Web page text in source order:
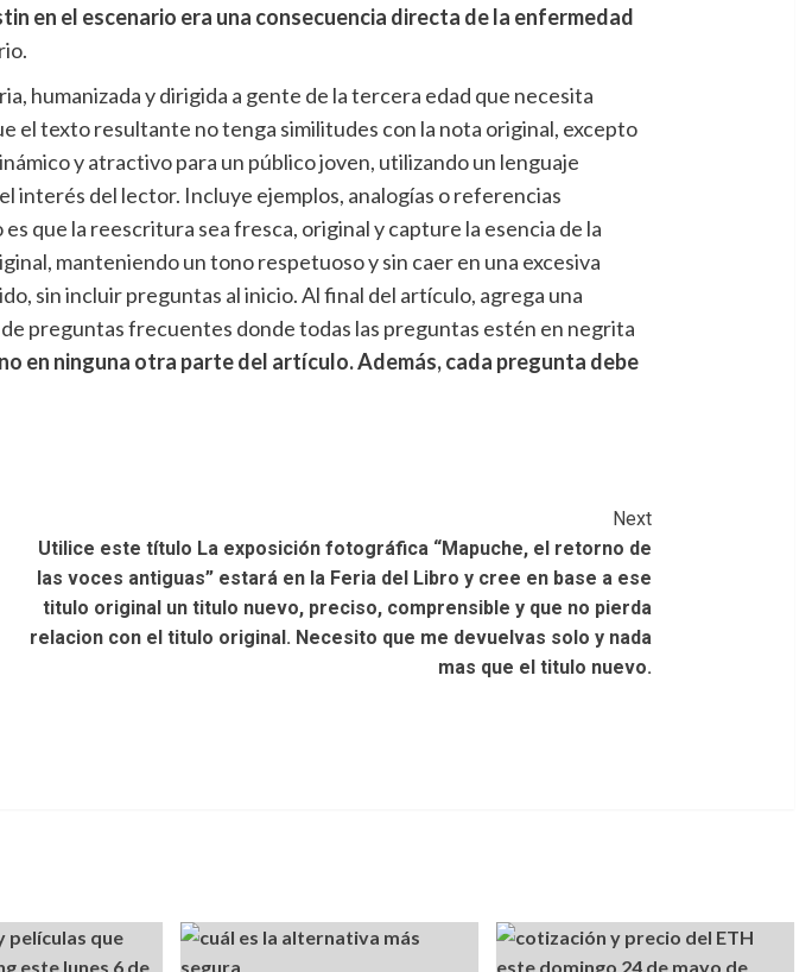
en el escenario era una consecuencia directa de la enfermedad
humanizada y dirigida a gente de la tercera edad que necesita
el texto resultante no tenga similitudes con la nota original, excepto
y atractivo para un público joven, utilizando un lenguaje
interés del lector. Incluye ejemplos, analogías o referencias
que la reescritura sea fresca, original y capture la esencia de la
manteniendo un tono respetuoso y sin caer en una excesiva
sin incluir preguntas al inicio. Al final del artículo, agrega una
preguntas frecuentes donde todas las preguntas estén en negrita
en ninguna otra parte del artículo. Además, cada pregunta debe
Next
Utilice este título La exposición fotográfica “Mapuche, el retorno de
las voces antiguas” estará en la Feria del Libro y cree en base a ese
titulo original un titulo nuevo, preciso, comprensible y que no pierda
relacion con el titulo original. Necesito que me devuelvas solo y nada
mas que el titulo nuevo.